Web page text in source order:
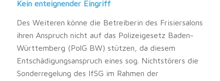
Kein enteignender Eingriff
Des Weiteren könne die Betreiberin des Frisiersalons
ihren Anspruch nicht auf das Polizeigesetz Baden-
Württemberg (PolG BW) stützen, da diesem
Entschädigungsanspruch eines sog. Nichtstörers die
Sonderregelung des IfSG im Rahmen der